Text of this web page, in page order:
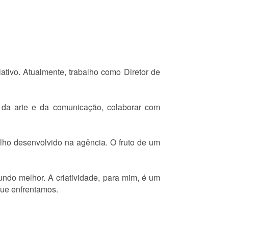
Atualmente, trabalho como Diretor de
arte e da comunicação, colaborar com
desenvolvido na agência. O fruto de um
melhor. A criatividade, para mim, é um
enfrentamos.